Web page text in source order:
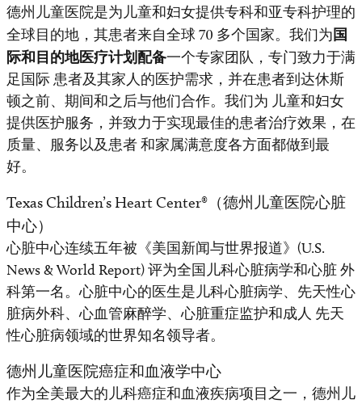
Mandarin Services
Arabic Services
德州儿童医院是为儿童和妇女提供专科和亚专科护理的
全球目的地，其患者来自全球 70 多个国家。我们为国
际和目的地医疗计划配备一个专家团队，专门致力于满
足国际 患者及其家人的医护需求，并在患者到达休斯
顿之前、期间和之后与他们合作。我们为 儿童和妇女
提供医护服务，并致力于实现最佳的患者治疗效果，在
质量、服务以及患者 和家属满意度各方面都做到最
好。
Texas Children’s Heart Center®（德州儿童医院心脏
中心）
心脏中心连续五年被《美国新闻与世界报道》(U.S.
News & World Report) 评为全国儿科心脏病学和心脏 外
科第一名。心脏中心的医生是儿科心脏病学、先天性心
脏病外科、心血管麻醉学、心脏重症监护和成人 先天
性心脏病领域的世界知名领导者。
德州儿童医院癌症和血液学中心
作为全美最大的儿科癌症和血液疾病项目之一，德州儿